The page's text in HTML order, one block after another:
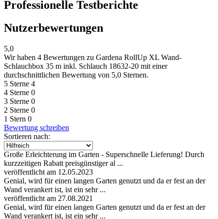
Professionelle Testberichte
Nutzerbewertungen
5,0
Wir haben 4 Bewertungen zu Gardena RollUp XL Wand-
Schlauchbox 35 m inkl. Schlauch 18632-20 mit einer
durchschnittlichen Bewertung von 5,0 Sternen.
5 Sterne 4
4 Sterne 0
3 Sterne 0
2 Sterne 0
1 Stern 0
Bewertung schreiben
Sortieren nach:
Große Erleichterung im Garten - Superschnelle Lieferung! Durch
kurzzeitigen Rabatt preisgünstiger al ...
veröffentlicht am 12.05.2023
Genial, wird für einen langen Garten genutzt und da er fest an der
Wand verankert ist, ist ein sehr ...
veröffentlicht am 27.08.2021
Genial, wird für einen langen Garten genutzt und da er fest an der
Wand verankert ist, ist ein sehr ...